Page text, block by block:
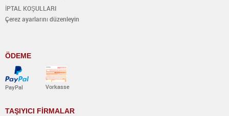
İPTAL KOŞULLARI
Çerez ayarlarını düzenleyin
ÖDEME
PayPal Vorkasse
TAŞIYICI FİRMALAR